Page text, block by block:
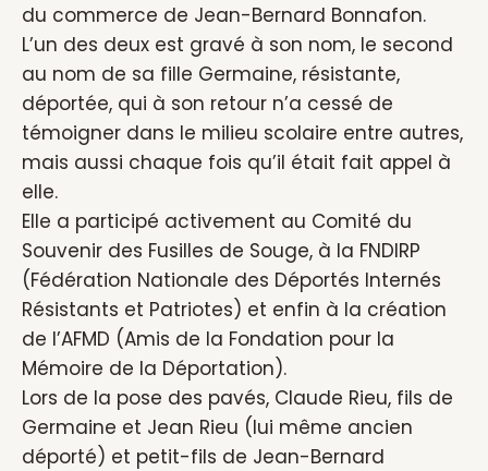
du commerce de Jean-Bernard Bonnafon.
L’un des deux est gravé à son nom, le second
au nom de sa fille Germaine, résistante,
déportée, qui à son retour n’a cessé de
témoigner dans le milieu scolaire entre autres,
mais aussi chaque fois qu’il était fait appel à
elle.
Elle a participé activement au Comité du
Souvenir des Fusilles de Souge, à la FNDIRP
(Fédération Nationale des Déportés Internés
Résistants et Patriotes) et enfin à la création
de l’AFMD (Amis de la Fondation pour la
Mémoire de la Déportation).
Lors de la pose des pavés, Claude Rieu, fils de
Germaine et Jean Rieu (lui même ancien
déporté) et petit-fils de Jean-Bernard